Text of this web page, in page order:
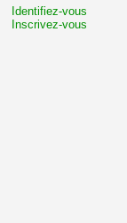
Identifiez-vous
Inscrivez-vous